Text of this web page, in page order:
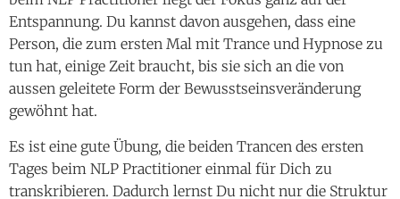
Entspannung. Du kannst davon ausgehen, dass eine
Person, die zum ersten Mal mit Trance und Hypnose zu
tun hat, einige Zeit braucht, bis sie sich an die von
aussen geleitete Form der Bewusstseinsveränderung
gewöhnt hat.
Es ist eine gute Übung, die beiden Trancen des ersten
Tages beim NLP Practitioner einmal für Dich zu
transkribieren. Dadurch lernst Du nicht nur die Struktur